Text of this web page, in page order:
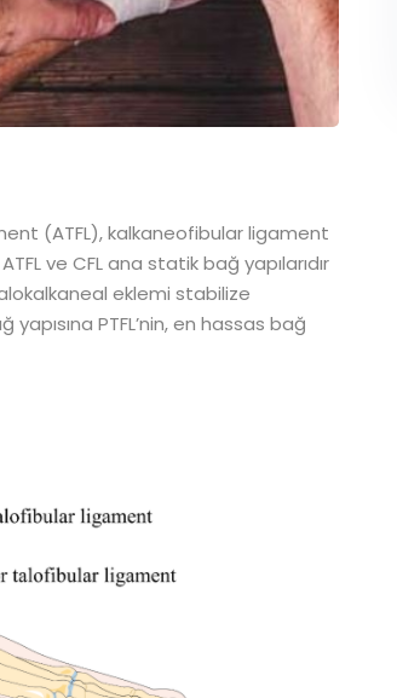
(ATFL), kalkaneofibular ligament
ve CFL ana statik bağ yapılarıdır
eklemi stabilize
PTFL’nin, en hassas bağ